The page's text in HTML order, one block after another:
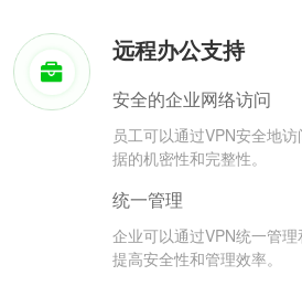
远程办公支持
安全的企业网络访问
员工可以通过VPN安全地
据的机密性和完整性。
统一管理
企业可以通过VPN统一管
提高安全性和管理效率。